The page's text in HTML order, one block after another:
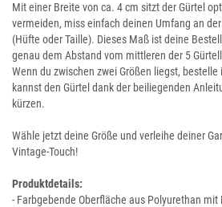
Mit einer Breite von ca. 4 cm sitzt der Gürtel
vermeiden, miss einfach deinen Umfang an
(Hüfte oder Taille). Dieses Maß ist deine
genau dem Abstand vom mittleren der 5
Wenn du zwischen zwei Größen liegst, bestelle
kannst den Gürtel dank der beiliegenden
kürzen.
Wähle jetzt deine Größe und verleihe deiner
Vintage-Touch!
Produktdetails:
- Farbgebende Oberfläche aus Polyurethan mit